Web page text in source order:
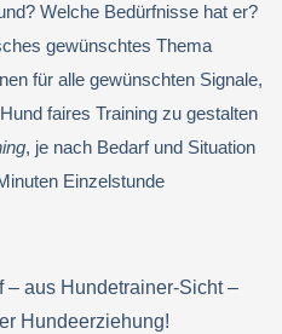
Welche Bedürfnisse hat er?
gewünschtes Thema
für alle gewünschten Signale,
faires Training zu gestalten
, je nach Bedarf und Situation
Einzelstunde
– aus Hundetrainer-Sicht –
Hundeerziehung!